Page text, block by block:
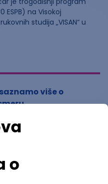
ESPB) na Visokoj
studija „VISAN“ u
više o
ocenu